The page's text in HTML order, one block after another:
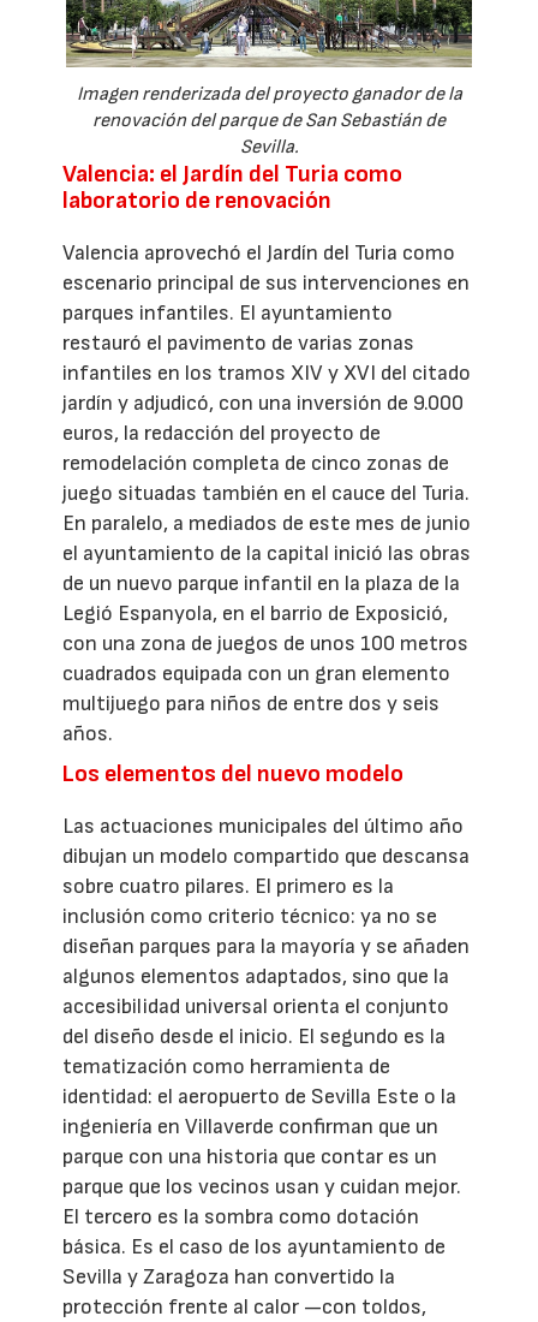
Imagen renderizada del proyecto ganador de la
renovación del parque de San Sebastián de
Sevilla.
Valencia: el Jardín del Turia como
laboratorio de renovación
Valencia aprovechó el Jardín del Turia como
escenario principal de sus intervenciones en
parques infantiles. El ayuntamiento
restauró el pavimento de varias zonas
infantiles en los tramos XIV y XVI del citado
jardín y adjudicó, con una inversión de 9.000
euros, la redacción del proyecto de
remodelación completa de cinco zonas de
juego situadas también en el cauce del Turia.
En paralelo, a mediados de este mes de junio
el ayuntamiento de la capital inició las obras
de un nuevo parque infantil en la plaza de la
Legió Espanyola, en el barrio de Exposició,
con una zona de juegos de unos 100 metros
cuadrados equipada con un gran elemento
multijuego para niños de entre dos y seis
años.
Los elementos del nuevo modelo
Las actuaciones municipales del último año
dibujan un modelo compartido que descansa
sobre cuatro pilares. El primero es la
inclusión como criterio técnico: ya no se
diseñan parques para la mayoría y se añaden
algunos elementos adaptados, sino que la
accesibilidad universal orienta el conjunto
del diseño desde el inicio. El segundo es la
tematización como herramienta de
identidad: el aeropuerto de Sevilla Este o la
ingeniería en Villaverde confirman que un
parque con una historia que contar es un
parque que los vecinos usan y cuidan mejor.
El tercero es la sombra como dotación
básica. Es el caso de los ayuntamiento de
Sevilla y Zaragoza han convertido la
protección frente al calor —con toldos,